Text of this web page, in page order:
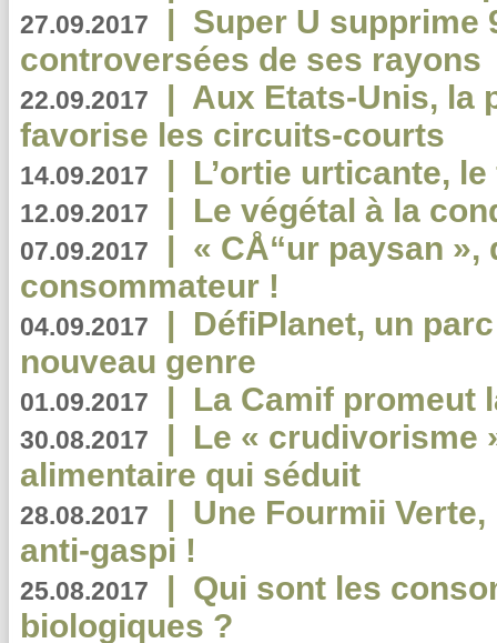
27.09.2017 | Super U supprime
controversées de ses rayons
22.09.2017 | Aux Etats-Unis, la
favorise les circuits-courts
14.09.2017 | L’ortie urticante,
12.09.2017 | Le végétal à la
07.09.2017 | « CÅ“ur paysan
consommateur !
04.09.2017 | DéfiPlanet, un
nouveau genre
01.09.2017 | La Camif promeut
30.08.2017 | Le « crudivorisme
alimentaire qui séduit
28.08.2017 | Une Fourmii
anti-gaspi !
25.08.2017 | Qui sont les
biologiques ?